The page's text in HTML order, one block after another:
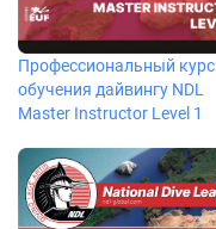
Профессиональный курс
обучения дайвингу NDL
Master Instructor Level 1